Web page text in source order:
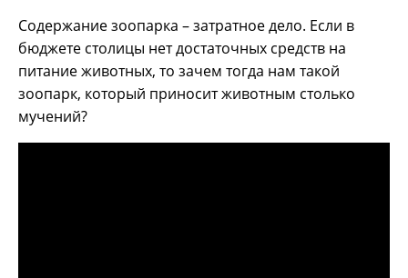
Содержание зоопарка – затратное дело. Если в
бюджете столицы нет достаточных средств на
питание животных, то зачем тогда нам такой
зоопарк, который приносит животным столько
мучений?